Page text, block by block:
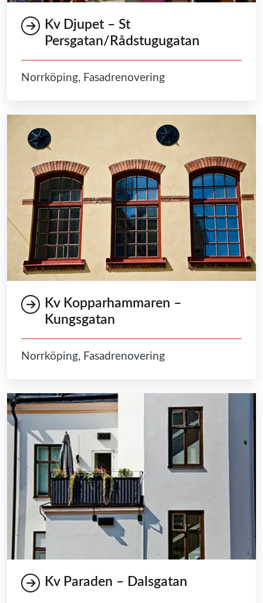
Kv Djupet – St
Persgatan/Rådstugugatan
Norrköping, Fasadrenovering
Kv Kopparhammaren –
Kungsgatan
Norrköping, Fasadrenovering
Kv Paraden – Dalsgatan